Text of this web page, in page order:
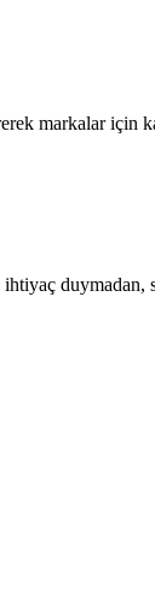
markalar için